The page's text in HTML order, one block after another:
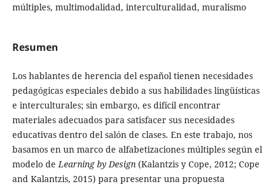
múltiples, multimodalidad, interculturalidad, muralismo
Resumen
Los hablantes de herencia del español tienen necesidades
pedagógicas especiales debido a sus habilidades lingüísticas
e interculturales; sin embargo, es difícil encontrar
materiales adecuados para satisfacer sus necesidades
educativas dentro del salón de clases. En este trabajo, nos
basamos en un marco de alfabetizaciones múltiples según el
modelo deLearning by Design(Kalantzis y Cope, 2012; Cope
and Kalantzis, 2015) para presentar una propuesta